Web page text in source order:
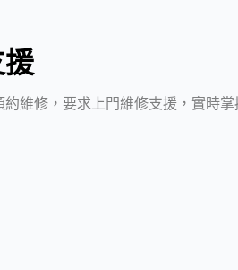
約維修，要求上門維修支援，實時